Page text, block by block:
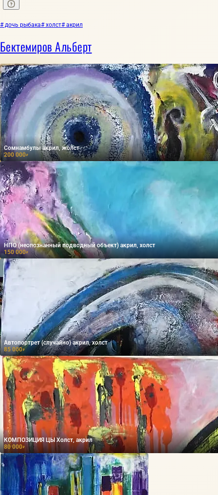
# дочь рыбака# холст# акрил
Бектемиров Альберт
Сомнамбулы акрил, жолст
200 000₽
НПО (неопознанный подводный объект) акрил, холст
150 000₽
Автопортрет (случайно) акрил, холст
85 000₽
КОМПОЗИЦИЯ ЦЫ Холст, акрил
80 000₽